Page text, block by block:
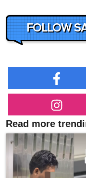
FOLLOW
Read more